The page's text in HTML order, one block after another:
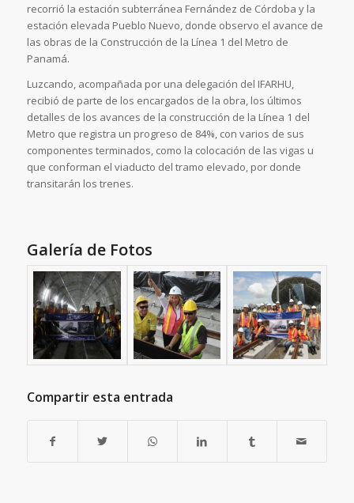
recorrió la estación subterránea Fernández de Córdoba y la
estación elevada Pueblo Nuevo, donde observo el avance de
las obras de la Construcción de la Línea 1 del Metro de
Panamá.
Luzcando, acompañada por una delegación del IFARHU,
recibió de parte de los encargados de la obra, los últimos
detalles de los avances de la construcción de la Línea 1 del
Metro que registra un progreso de 84%, con varios de sus
componentes terminados, como la colocación de las vigas u
que conforman el viaducto del tramo elevado, por donde
transitarán los trenes.
Galería de Fotos
Compartir esta entrada